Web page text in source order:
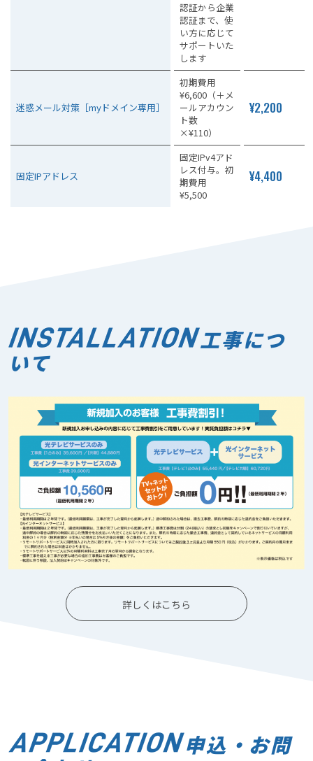
認証から企業
認証まで、使
い方に応じて
サポートいた
します
迷惑メール対策［myドメイン専用］
初期費用
¥6,600（＋メ
ールアカウン
ト数
×¥110）
¥2,200
固定IPアドレス
固定IPv4アド
レス付与。初
期費用
¥5,500
¥4,400
工事につ
いて
詳しくはこちら
申込・お問